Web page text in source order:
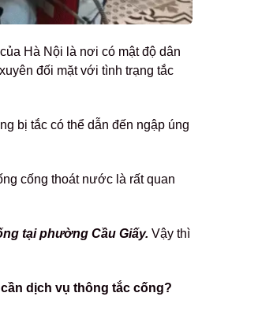
Hà Nội là nơi có mật độ dân
đối mặt với tình trạng tắc
bị tắc có thể dẫn đến ngập úng
cống thoát nước là rất quan
tại phường Cầu Giấy. Vậy thì
dịch vụ thông tắc cống?